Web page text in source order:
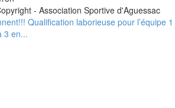
- Association Sportive d'Aguessac
Qualification laborieuse pour l’équipe 1
3 en...